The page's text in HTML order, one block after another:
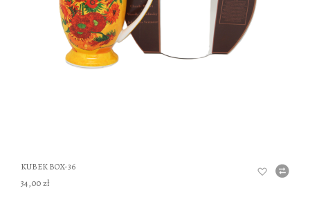
KUBEK BOX-36
34,00 zł